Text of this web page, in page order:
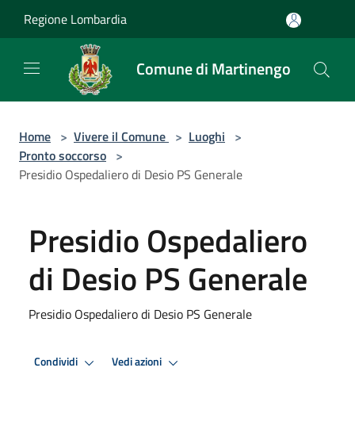
Regione Lombardia
Comune di Martinengo
Home > Vivere il Comune > Luoghi >
Pronto soccorso >
Presidio Ospedaliero di Desio PS Generale
Presidio Ospedaliero
di Desio PS Generale
Presidio Ospedaliero di Desio PS Generale
Condividi Vedi azioni